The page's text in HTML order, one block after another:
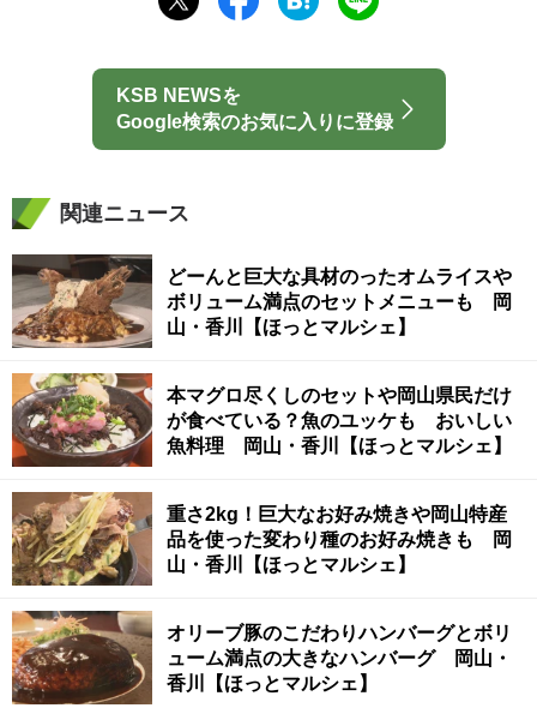
KSB NEWSを
Google検索のお気に入りに登録
関連ニュース
どーんと巨大な具材のったオムライスや
ボリューム満点のセットメニューも 岡
山・香川【ほっとマルシェ】
本マグロ尽くしのセットや岡山県民だけ
が食べている？魚のユッケも おいしい
魚料理 岡山・香川【ほっとマルシェ】
重さ2kg！巨大なお好み焼きや岡山特産
品を使った変わり種のお好み焼きも 岡
山・香川【ほっとマルシェ】
オリーブ豚のこだわりハンバーグとボリ
ューム満点の大きなハンバーグ 岡山・
香川【ほっとマルシェ】